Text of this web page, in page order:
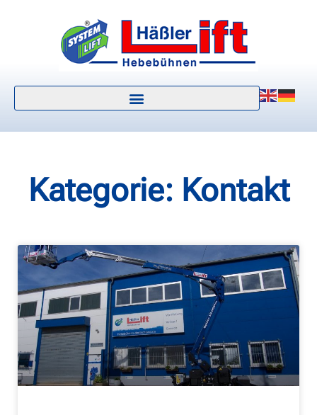
Kategorie: Kontakt